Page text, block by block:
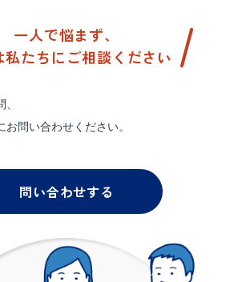
一人で悩まず、
私たちにご相談ください
問い合わせください。
問い合わせする